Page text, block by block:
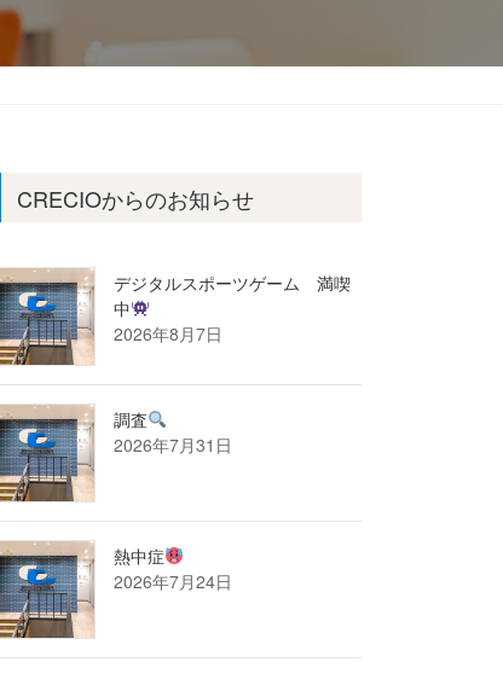
CRECIOからのお知らせ
デジタルスポーツゲーム 満喫
中
2026年8月7日
調査
2026年7月31日
熱中症
2026年7月24日